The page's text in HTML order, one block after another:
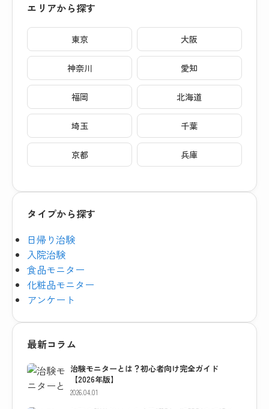
エリアから探す
東京 大阪
神奈川 愛知
福岡 北海道
埼玉 千葉
京都 兵庫
タイプから探す
日帰り治験
入院治験
食品モニター
化粧品モニター
アンケート
最新コラム
治験モニターとは？初心者向け完全ガイド
【2026年版】
2026.04.01